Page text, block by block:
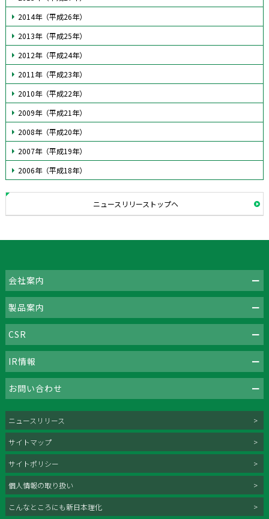
2014年（平成26年）
2013年（平成25年）
2012年（平成24年）
2011年（平成23年）
2010年（平成22年）
2009年（平成21年）
2008年（平成20年）
2007年（平成19年）
2006年（平成18年）
ニュースリリーストップヘ
会社案内
製品案内
CSR
IR情報
お問い合わせ
ニュースリリース
サイトマップ
サイトポリシー
個人情報の取り扱い
こんなところにも新日本理化